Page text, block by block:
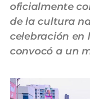
oficialmente
de la cultura
celebración
convocó a un